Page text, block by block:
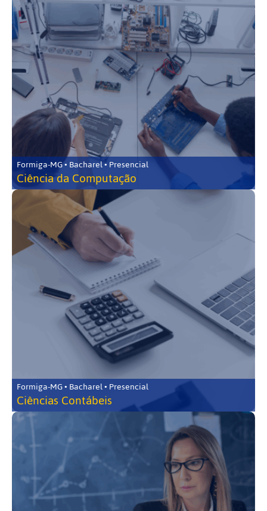
Formiga-MG • Bacharel • Presencial
Ciência da Computação
Formiga-MG • Bacharel • Presencial
Ciências Contábeis